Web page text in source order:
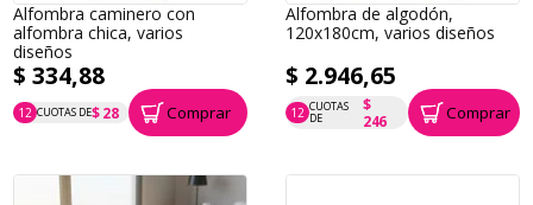
Alfombra caminero con
alfombra chica, varios
diseños
$ 334,88
12 CUOTAS DE$ 28
P.T.F. $ 335 Comprar
Alfombra de algodón,
120x180cm, varios diseños
$ 2.946,65
12 CUOTAS
DE
$
246
P.T.F. $ 2.947 Comprar